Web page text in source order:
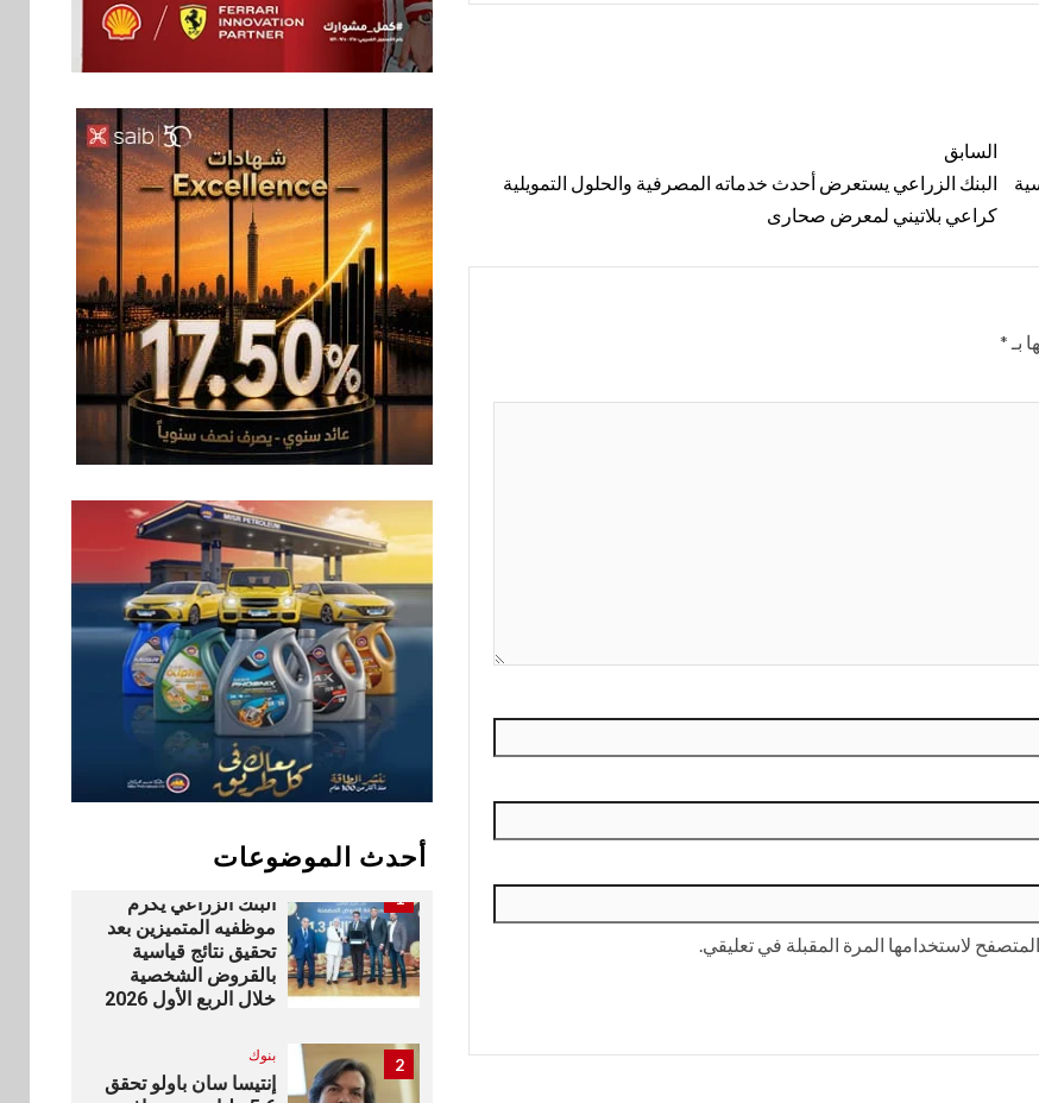
السابق
البنك الزراعي يستعرض أحدث خدماته المصرفية والحلول التمويلية
كراعي بلاتيني لمعرض صحارى
بـ *
لاستخدامها المرة المقبلة في تعليقي.
أحدث الموضوعات
6
اخبار
تتشاركان في تطوير
أول منصة للسياحة
الصحية في مصر
والشرق الأوسط
وأفريقيا Tour4Cure
7 سوق وصلة
هواوي: هاتف nova 15
Max بطارية ضخمة
وتصميم متين جهازًا
مثاليًا للشباب
8
اقتصاد
إي اف چي فاينانس
تستعرض خطط نمو
«بلد» لتعزيز حضورها
المصريين بالخارج
اخبار
بيان توضيحي صادر عن
شركة ناتجاس
10 سوق وصلة
vivo تشعل المنافسة
في مصر مع إطلاق
Y500 المزود ببطارية
1
بنوك
البنك الزراعي يكرم
موظفيه المتميزين بعد
تحقيق نتائج قياسية
بالقروض الشخصية
خلال الربع الأول 2026
2 بنوك
إنتيسا سان باولو تحقق